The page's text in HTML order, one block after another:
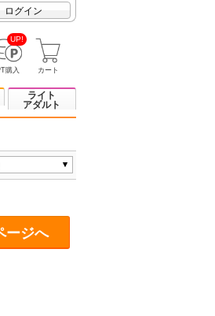
ログイン
UP!
購入 カート
ライト
アダルト
ージへ